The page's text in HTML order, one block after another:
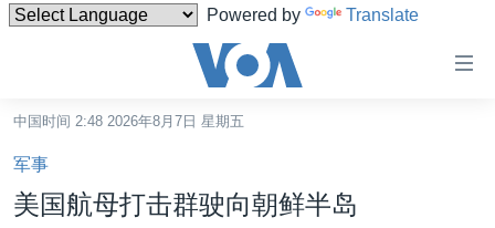
Powered by Translate
碍
链
接
跳
中国时间 2:48 2026年8月7日 星期五
军事
美国航母打击群驶向朝鲜半岛